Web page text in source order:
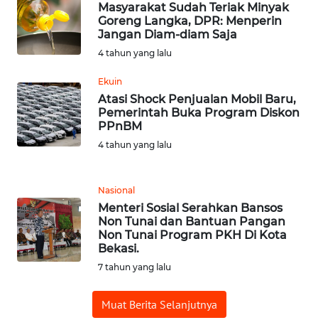
Masyarakat Sudah Teriak Minyak
Goreng Langka, DPR: Menperin
Jangan Diam-diam Saja
4 tahun yang lalu
Ekuin
Atasi Shock Penjualan Mobil Baru,
Pemerintah Buka Program Diskon
PPnBM
4 tahun yang lalu
Nasional
Menteri Sosial Serahkan Bansos
Non Tunai dan Bantuan Pangan
Non Tunai Program PKH Di Kota
Bekasi.
7 tahun yang lalu
Muat Berita Selanjutnya
WN
PAPUA
BARAT
RIAU
WN
SERAMBI
JAMBI
WN
SULTRA